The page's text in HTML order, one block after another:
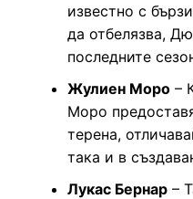
известно с
да отбелязва,
последните
Жулиен Моро–
Моро
терена,
така и в
Лукас Бернар–